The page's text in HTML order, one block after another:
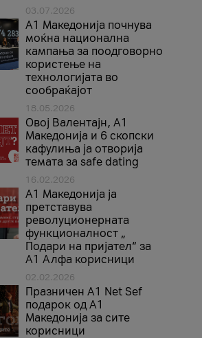
03.07.2026
A1 Македонија почнува
моќна национална
кампања за поодговорно
користење на
технологијата во
сообраќајот
18.05.2026
Овој Валентајн, A1
Македонија и 6 скопски
кафулиња ја отворија
темата за safe dating
16.02.2026
А1 Македонија ја
претставува
револуционерната
функционалност „
Подари на пријател“ за
А1 Алфа корисници
02.02.2026
Празничен A1 Net Sеf
подарок од А1
Македонија за сите
корисници